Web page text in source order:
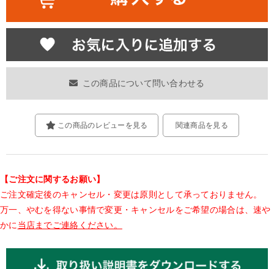
この商品について問い合わせる
関連商品を見る
この商品のレビューを見る
【ご注文に関するお願い】
ご注文確定後のキャンセル・変更は原則として承っておりません。
万一、やむを得ない事情で変更・キャンセルをご希望の場合は、速や
かに 当店までご連絡ください。